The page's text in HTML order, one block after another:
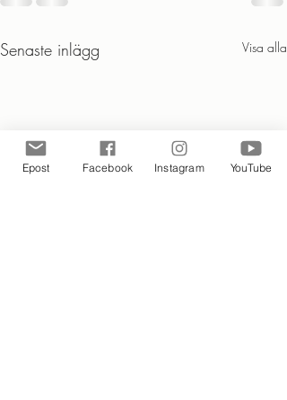
Senaste inlägg Visa alla
Epost Facebook Instagram YouTube